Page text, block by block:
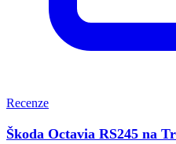
Recenze
Škoda Octavia RS245 na